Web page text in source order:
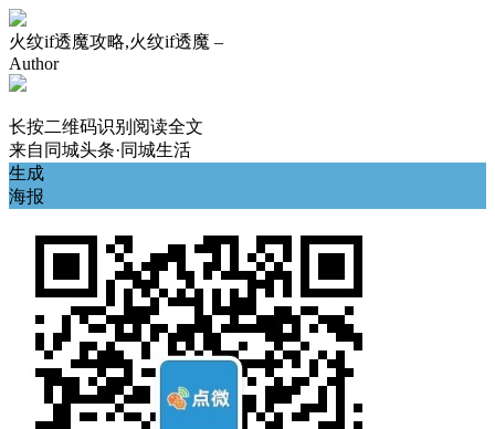
火纹if透魔攻略,火纹if透魔 –
Author
长按二维码识别阅读全文
来自 同城头条·同城生活
生成
海报